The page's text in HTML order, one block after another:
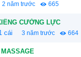
2 năm trước 665
CƯỜNG LỰC
cái 3 năm trước 664